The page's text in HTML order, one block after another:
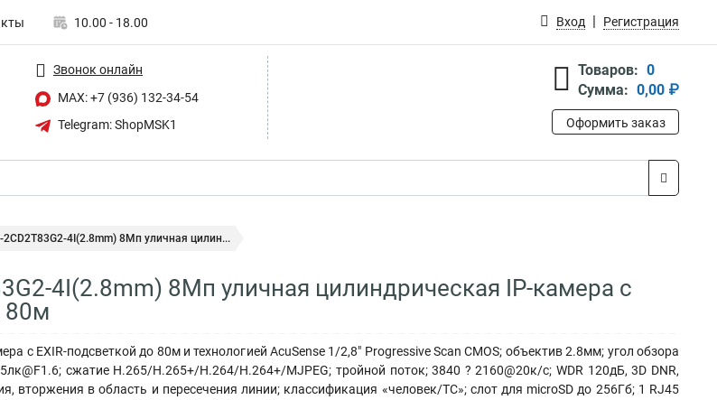
10.00 - 18.00 Вход Регистрация
Звонок онлайн
MAX: +7 (936) 132-34-54
Telegram: ShopMSK1
Товаров: 0
Сумма: 0,00 ₽
Оформить заказ
2CD2T83G2-4I(2.8mm) 8Мп уличная цилин...
4I(2.8mm) 8Мп уличная цилиндрическая IP-камера с
80м
с EXIR-подсветкой до 80м и технологией AcuSense 1/2,8" Progressive Scan CMOS; объектив 2.8мм; угол обзора
сжатие H.265/H.265+/H.264/H.264+/MJPEG; тройной поток; 3840 ? 2160@20к/с; WDR 120дБ, 3D DNR,
вторжения в область и пересечения линии; классификация «человек/ТС»; слот для microSD до 256Гб; 1 RJ45